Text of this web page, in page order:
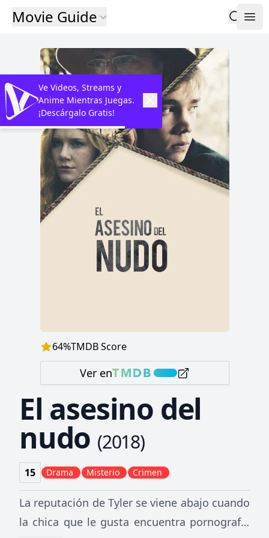
Movie Guide
64%TMDB Score
Ver en
El asesino del
nudo (2018)
15 Drama Misterio Crimen
La reputación de Tyler se viene abajo cuando
la chica que le gusta encuentra pornografía
Ve Videos, Streams y
Anime Mientras Juegas.
¡Descárgalo Gratis!